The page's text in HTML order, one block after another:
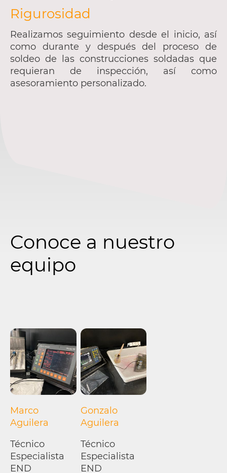
Rigurosidad
Realizamos seguimiento desde el inicio, así
como durante y después del proceso de
soldeo de las construcciones soldadas que
requieran de inspección, así como
asesoramiento personalizado.
Conoce a nuestro
equipo
Marco
Aguilera
Técnico
Especialista
END
Gonzalo
Aguilera
Técnico
Especialista
END